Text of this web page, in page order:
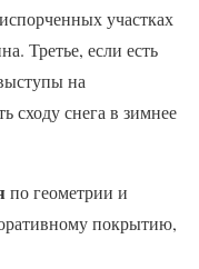
участках
Третье, если есть
на
сходу снега в зимнее
по геометрии и
покрытию,